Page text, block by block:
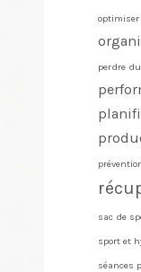
perdre
sac de
sport et
séances